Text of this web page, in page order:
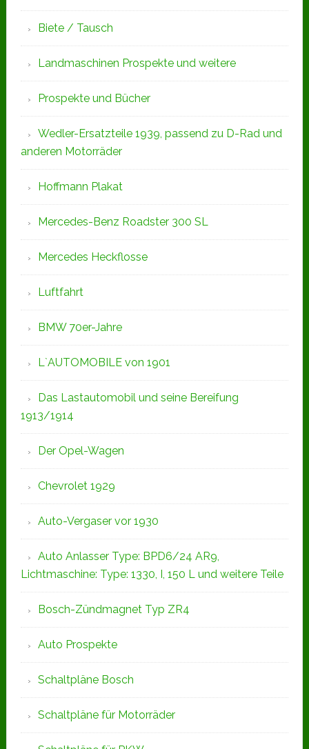
Biete / Tausch
Landmaschinen Prospekte und weitere
Prospekte und Bücher
Wedler-Ersatzteile 1939, passend zu D-Rad und
anderen Motorräder
Hoffmann Plakat
Mercedes-Benz Roadster 300 SL
Mercedes Heckflosse
Luftfahrt
BMW 70er-Jahre
L`AUTOMOBILE von 1901
Das Lastautomobil und seine Bereifung
1913/1914
Der Opel-Wagen
Chevrolet 1929
Auto-Vergaser vor 1930
Auto Anlasser Type: BPD6/24 AR9,
Lichtmaschine: Type: 1330, I, 150 L und weitere Teile
Bosch-Zündmagnet Typ ZR4
Auto Prospekte
Schaltpläne Bosch
Schaltpläne für Motorräder